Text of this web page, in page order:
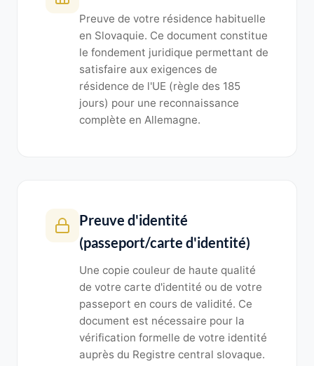
Preuve de votre résidence habituelle
en Slovaquie. Ce document constitue
le fondement juridique permettant de
satisfaire aux exigences de
résidence de l'UE (règle des 185
jours) pour une reconnaissance
complète en Allemagne.
Preuve d'identité
(passeport/carte d'identité)
Une copie couleur de haute qualité
de votre carte d'identité ou de votre
passeport en cours de validité. Ce
document est nécessaire pour la
vérification formelle de votre identité
auprès du Registre central slovaque.